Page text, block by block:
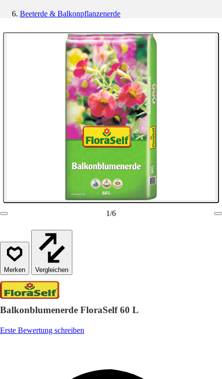
Beeterde & Balkonpflanzenerde
1/6
Vergleichen
Balkonblumenerde FloraSelf 60 L
Erste Bewertung schreiben